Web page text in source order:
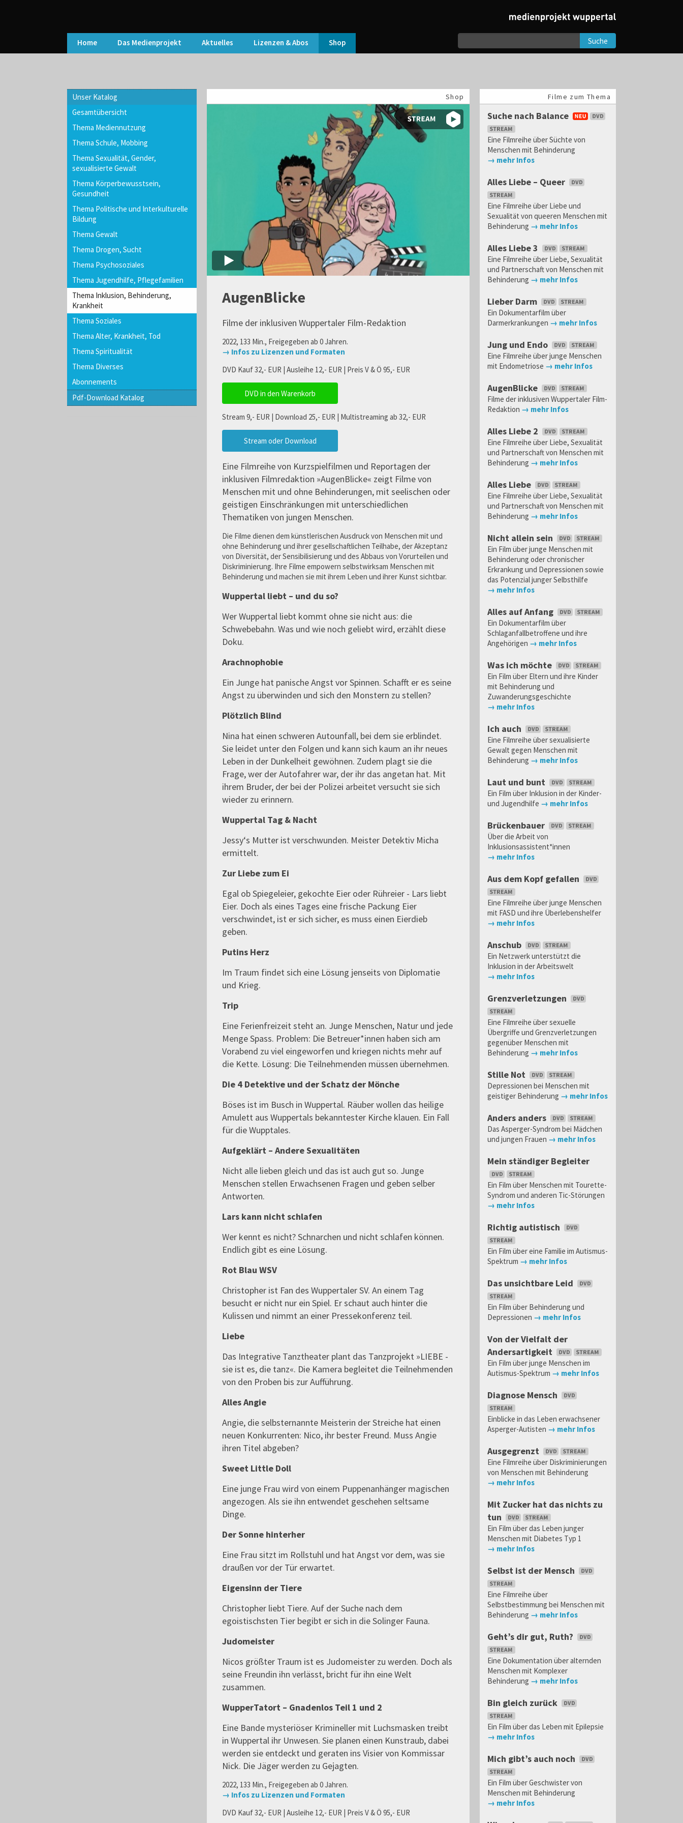
Home Das Medienprojekt Aktuelles Lizenzen & Abos Shop Suche
Shop
AugenBlicke
Filme der inklusiven Wuppertaler Film-Redaktion
2022, 133 Min., Freigegeben ab 0 Jahren.
→ Infos zu Lizenzen und Formaten
DVD Kauf 32,- EUR | Ausleihe 12,- EUR | Preis V & Ö 95,- EUR
DVD in den Warenkorb
Stream 9,- EUR | Download 25,- EUR | Multistreaming ab 32,- EUR
Stream oder Download
Eine Filmreihe von Kurzspielfilmen und Reportagen der
inklusiven Filmredaktion »AugenBlicke« zeigt Filme von
Menschen mit und ohne Behinderungen, mit seelischen oder
geistigen Einschränkungen mit unterschiedlichen
Thematiken von jungen Menschen.
Die Filme dienen dem künstlerischen Ausdruck von Menschen mit und
ohne Behinderung und ihrer gesellschaftlichen Teilhabe, der Akzeptanz
von Diversität, der Sensibilisierung und des Abbaus von Vorurteilen und
Diskriminierung. Ihre Filme empowern selbstwirksam Menschen mit
Behinderung und machen sie mit ihrem Leben und ihrer Kunst sichtbar.
Wuppertal liebt – und du so?
Wer Wuppertal liebt kommt ohne sie nicht aus: die
Schwebebahn. Was und wie noch geliebt wird, erzählt diese
Doku.
Arachnophobie
Ein Junge hat panische Angst vor Spinnen. Schafft er es seine
Angst zu überwinden und sich den Monstern zu stellen?
Plötzlich Blind
Nina hat einen schweren Autounfall, bei dem sie erblindet.
Sie leidet unter den Folgen und kann sich kaum an ihr neues
Leben in der Dunkelheit gewöhnen. Zudem plagt sie die
Frage, wer der Autofahrer war, der ihr das angetan hat. Mit
ihrem Bruder, der bei der Polizei arbeitet versucht sie sich
wieder zu erinnern.
Wuppertal Tag & Nacht
Jessy‘s Mutter ist verschwunden. Meister Detektiv Micha
ermittelt.
Zur Liebe zum Ei
Egal ob Spiegeleier, gekochte Eier oder Rühreier - Lars liebt
Eier. Doch als eines Tages eine frische Packung Eier
verschwindet, ist er sich sicher, es muss einen Eierdieb
geben.
Putins Herz
Im Traum findet sich eine Lösung jenseits von Diplomatie
und Krieg.
Trip
Eine Ferienfreizeit steht an. Junge Menschen, Natur und jede
Menge Spass. Problem: Die Betreuer*innen haben sich am
Vorabend zu viel eingeworfen und kriegen nichts mehr auf
die Kette. Lösung: Die Teilnehmenden müssen übernehmen.
Die 4 Detektive und der Schatz der Mönche
Böses ist im Busch in Wuppertal. Räuber wollen das heilige
Amulett aus Wuppertals bekanntester Kirche klauen. Ein Fall
für die Wupptales.
Aufgeklärt – Andere Sexualitäten
Nicht alle lieben gleich und das ist auch gut so. Junge
Menschen stellen Erwachsenen Fragen und geben selber
Antworten.
Lars kann nicht schlafen
Wer kennt es nicht? Schnarchen und nicht schlafen können.
Endlich gibt es eine Lösung.
Rot Blau WSV
Christopher ist Fan des Wuppertaler SV. An einem Tag
besucht er nicht nur ein Spiel. Er schaut auch hinter die
Kulissen und nimmt an einer Pressekonferenz teil.
Liebe
Das Integrative Tanztheater plant das Tanzprojekt »LIEBE -
sie ist es, die tanz«. Die Kamera begleitet die Teilnehmenden
von den Proben bis zur Aufführung.
Alles Angie
Angie, die selbsternannte Meisterin der Streiche hat einen
neuen Konkurrenten: Nico, ihr bester Freund. Muss Angie
ihren Titel abgeben?
Sweet Little Doll
Eine junge Frau wird von einem Puppenanhänger magischen
angezogen. Als sie ihn entwendet geschehen seltsame
Dinge.
Der Sonne hinterher
Eine Frau sitzt im Rollstuhl und hat Angst vor dem, was sie
draußen vor der Tür erwartet.
Eigensinn der Tiere
Christopher liebt Tiere. Auf der Suche nach dem
egoistischsten Tier begibt er sich in die Solinger Fauna.
Judomeister
Nicos größter Traum ist es Judomeister zu werden. Doch als
seine Freundin ihn verlässt, bricht für ihn eine Welt
zusammen.
WupperTatort – Gnadenlos Teil 1 und 2
Eine Bande mysteriöser Krimineller mit Luchsmasken treibt
in Wuppertal ihr Unwesen. Sie planen einen Kunstraub, dabei
werden sie entdeckt und geraten ins Visier von Kommissar
Nick. Die Jäger werden zu Gejagten.
2022, 133 Min., Freigegeben ab 0 Jahren.
→ Infos zu Lizenzen und Formaten
DVD Kauf 32,- EUR | Ausleihe 12,- EUR | Preis V & Ö 95,- EUR
Filme zum Thema
Suche nach Balance
Eine Filmreihe über Süchte von
Menschen mit Behinderung
→ mehr Infos
Alles Liebe – Queer
Eine Filmreihe über Liebe und
Sexualität von queeren Menschen mit
Behinderung → mehr Infos
Alles Liebe 3
Eine Filmreihe über Liebe, Sexualität
und Partnerschaft von Menschen mit
Behinderung → mehr Infos
Lieber Darm
Ein Dokumentarfilm über
Darmerkrankungen → mehr Infos
Jung und Endo
Eine Filmreihe über junge Menschen
mit Endometriose → mehr Infos
AugenBlicke
Filme der inklusiven Wuppertaler Film-
Redaktion → mehr Infos
Alles Liebe 2
Eine Filmreihe über Liebe, Sexualität
und Partnerschaft von Menschen mit
Behinderung → mehr Infos
Alles Liebe
Eine Filmreihe über Liebe, Sexualität
und Partnerschaft von Menschen mit
Behinderung → mehr Infos
Nicht allein sein
Ein Film über junge Menschen mit
Behinderung oder chronischer
Erkrankung und Depressionen sowie
das Potenzial junger Selbsthilfe
→ mehr Infos
Alles auf Anfang
Ein Dokumentarfilm über
Schlaganfallbetroffene und ihre
Angehörigen → mehr Infos
Was ich möchte
Ein Film über Eltern und ihre Kinder
mit Behinderung und
Zuwanderungsgeschichte
→ mehr Infos
Ich auch
Eine Filmreihe über sexualisierte
Gewalt gegen Menschen mit
Behinderung → mehr Infos
Laut und bunt
Ein Film über Inklusion in der Kinder-
und Jugendhilfe → mehr Infos
Brückenbauer
Über die Arbeit von
Inklusionsassistent*innen
→ mehr Infos
Aus dem Kopf gefallen
Eine Filmreihe über junge Menschen
mit FASD und ihre Überlebenshelfer
→ mehr Infos
Anschub
Ein Netzwerk unterstützt die
Inklusion in der Arbeitswelt
→ mehr Infos
Grenzverletzungen
Eine Filmreihe über sexuelle
Übergriffe und Grenzverletzungen
gegenüber Menschen mit
Behinderung → mehr Infos
Stille Not
Depressionen bei Menschen mit
geistiger Behinderung → mehr Infos
Anders anders
Das Asperger-Syndrom bei Mädchen
und jungen Frauen → mehr Infos
Mein ständiger Begleiter
Ein Film über Menschen mit Tourette-
Syndrom und anderen Tic-Störungen
→ mehr Infos
Richtig autistisch
Ein Film über eine Familie im Autismus-
Spektrum → mehr Infos
Das unsichtbare Leid
Ein Film über Behinderung und
Depressionen → mehr Infos
Von der Vielfalt der
Andersartigkeit
Ein Film über junge Menschen im
Autismus-Spektrum → mehr Infos
Diagnose Mensch
Einblicke in das Leben erwachsener
Asperger-Autisten → mehr Infos
Ausgegrenzt
Eine Filmreihe über Diskriminierungen
von Menschen mit Behinderung
→ mehr Infos
Mit Zucker hat das nichts zu
tun
Ein Film über das Leben junger
Menschen mit Diabetes Typ 1
→ mehr Infos
Selbst ist der Mensch
Eine Filmreihe über
Selbstbestimmung bei Menschen mit
Behinderung → mehr Infos
Geht’s dir gut, Ruth?
Eine Dokumentation über alternden
Menschen mit Komplexer
Behinderung → mehr Infos
Bin gleich zurück
Ein Film über das Leben mit Epilepsie
→ mehr Infos
Mich gibt’s auch noch
Ein Film über Geschwister von
Menschen mit Behinderung
→ mehr Infos
Unser Katalog
Gesamtübersicht
Thema Mediennutzung
Thema Schule, Mobbing
Thema Sexualität, Gender,
sexualisierte Gewalt
Thema Körperbewusstsein,
Gesundheit
Thema Politische und Interkulturelle
Bildung
Thema Gewalt
Thema Drogen, Sucht
Thema Psychosoziales
Thema Jugendhilfe, Pflegefamilien
Thema Inklusion, Behinderung,
Krankheit
Thema Soziales
Thema Alter, Krankheit, Tod
Thema Spiritualität
Thema Diverses
Abonnements
Pdf-Download Katalog